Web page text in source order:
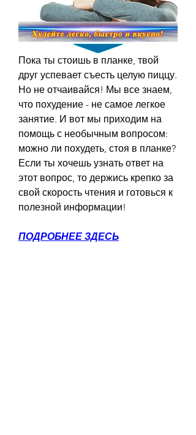
Пока ты стоишь в планке, твой
друг успевает съесть целую пиццу.
Но не отчаивайся! Мы все знаем,
что похудение - не самое легкое
занятие. И вот мы приходим на
помощь с необычным вопросом:
можно ли похудеть, стоя в планке?
Если ты хочешь узнать ответ на
этот вопрос, то держись крепко за
свой скорость чтения и готовься к
полезной информации!
ПОДРОБНЕЕ ЗДЕСЬ